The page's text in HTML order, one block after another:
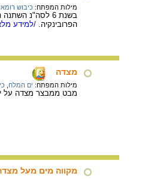
מילות המפתח: כיבוש
בשנת 6 לסה"נ
הפרובינקיה. /למידע
מצדה
מילות המפתח: ים המלח
מבט ממבצר מצדה על
מקווה מים מעל